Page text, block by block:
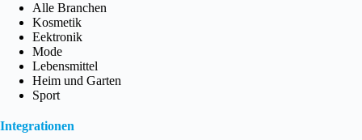
Alle Branchen
Kosmetik
Eektronik
Mode
Lebensmittel
Heim und Garten
Sport
Integrationen